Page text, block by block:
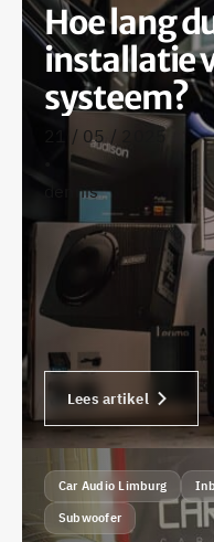
Hoe lang
installatie
systeem?
21 / 05 / 2025
dennis
Lees artikel
Car Audio Limburg
Subwoofer